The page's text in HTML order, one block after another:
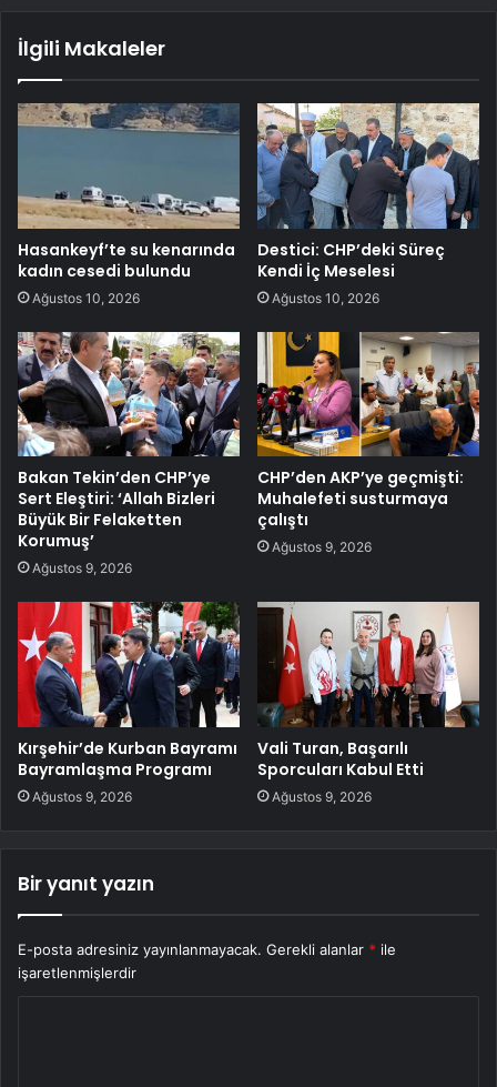
İlgili Makaleler
Hasankeyf’te su kenarında
kadın cesedi bulundu
Ağustos 10, 2026
Destici: CHP’deki Süreç
Kendi İç Meselesi
Ağustos 10, 2026
Bakan Tekin’den CHP’ye
Sert Eleştiri: ‘Allah Bizleri
Büyük Bir Felaketten
Korumuş’
Ağustos 9, 2026
CHP’den AKP’ye geçmişti:
Muhalefeti susturmaya
çalıştı
Ağustos 9, 2026
Kırşehir’de Kurban Bayramı
Bayramlaşma Programı
Ağustos 9, 2026
Vali Turan, Başarılı
Sporcuları Kabul Etti
Ağustos 9, 2026
Bir yanıt yazın
E-posta adresiniz yayınlanmayacak. Gerekli alanlar * ile
işaretlenmişlerdir